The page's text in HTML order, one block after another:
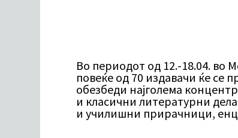
Во периодот од 12.-18.04. во
повеќе од 70 издавачи ќе се
обезбеди најголема
и класични литературни
и училишни прирачници,